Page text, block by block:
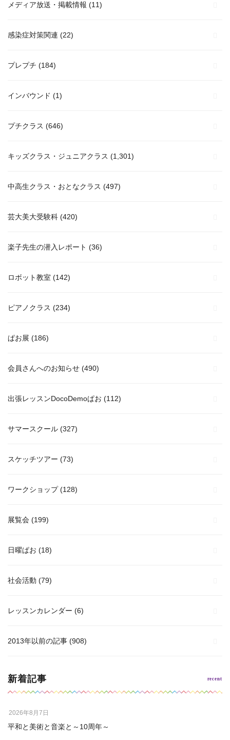
メディア放送・掲載情報 (11)
感染症対策関連 (22)
プレプチ (184)
インバウンド (1)
プチクラス (646)
キッズクラス・ジュニアクラス (1,301)
中高生クラス・おとなクラス (497)
芸大美大受験科 (420)
楽子先生の潜入レポート (36)
ロボット教室 (142)
ピアノクラス (234)
ぱお展 (186)
会員さんへのお知らせ (490)
出張レッスンDocoDemoぱお (112)
サマースクール (327)
スケッチツアー (73)
ワークショップ(128)
展覧会 (199)
日曜ぱお (18)
社会活動 (79)
レッスンカレンダー (6)
2013年以前の記事 (908)
新着記事
平和と美術と音楽と～10周年～
2026年8月7日